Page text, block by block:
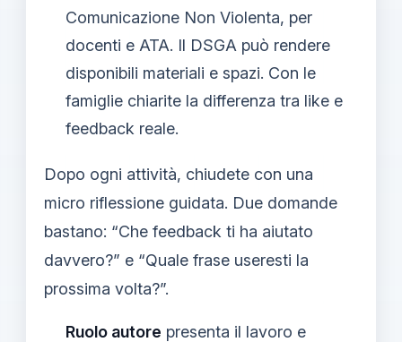
Comunicazione Non Violenta, per
docenti e ATA. Il DSGA può rendere
disponibili materiali e spazi. Con le
famiglie chiarite la differenza tra like e
feedback reale.
Dopo ogni attività, chiudete con una
micro riflessione guidata. Due domande
bastano: “Che feedback ti ha aiutato
davvero?” e “Quale frase useresti la
prossima volta?”.
Ruolo autore presenta il lavoro e